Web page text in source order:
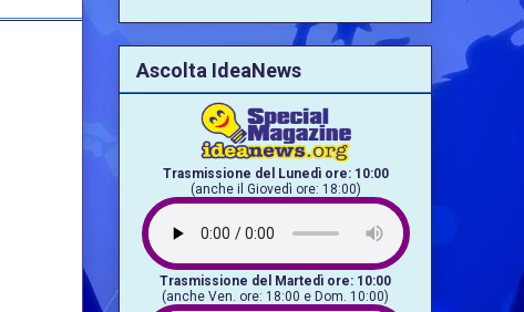
Ascolta IdeaNews
Trasmissione del Lunedì ore: 10:00
(anche il Giovedì ore: 18:00)
Trasmissione del Martedì ore: 10:00
(anche Ven. ore: 18:00 e Dom. 10:00)